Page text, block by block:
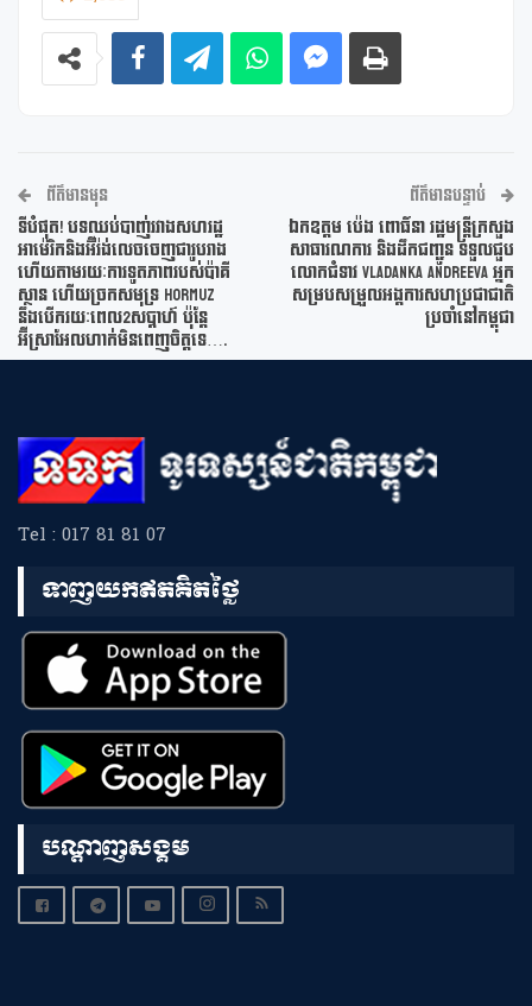
ព័ត៌មានមុន
ទីបំផុត! បទឈប់បាញ់រវាងសហរដ្ឋ
អាម៉េរិកនិងអ៊ីរ៉ង់លេចចេញជារូបរាង
ហើយតាមរយៈការទូតភាពរបស់ប៉ាគី
ស្ថាន ហើយច្រកសមុទ្រ Hormuz
នឹងបើករយៈពេល2សប្តាហ៍ ប៉ុន្តែ
អ៊ីស្រាអែលហាក់មិនពេញចិត្តទេ….
ព័ត៌មានបន្ទាប់
ឯកឧត្តម ប៉េង ពោធិ៍នា រដ្ឋមន្រ្តីក្រសួង
សាធារណការ និងដឹកជញ្ជូន ទទួលជួប
លោកជំទាវ Vladanka Andreeva អ្នក
សម្របសម្រួលអង្គការសហប្រជាជាតិ
ប្រចាំនៅកម្ពុជា
Tel : 017 81 81 07
ទាញយកឥតគិតថ្លៃ
បណ្តាញសង្គម